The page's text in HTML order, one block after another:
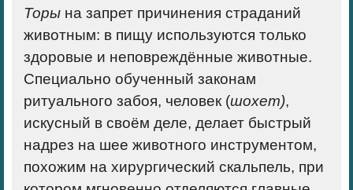
Торы на запрет причинения страданий
животным: в пищу используются только
здоровые и неповреждённые животные.
Специально обученный законам
ритуального забоя, человек (шохет),
искусный в своём деле, делает быстрый
надрез на шее животного инструментом,
похожим на хирургический скальпель, при